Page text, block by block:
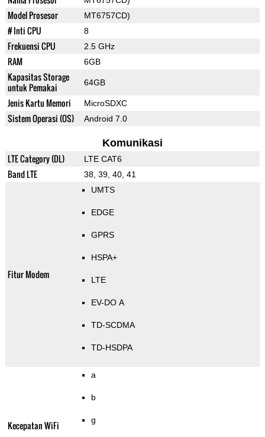
Model Prosesor MT6757CD)
# Inti CPU 8
Frekuensi CPU 2.5 GHz
RAM 6GB
Kapasitas Storage
untuk Pemakai
64GB
Jenis Kartu Memori MicroSDXC
Sistem Operasi (OS) Android 7.0
Komunikasi
LTE Category (DL) LTE CAT6
Band LTE 38, 39, 40, 41
Fitur Modem
UMTS
EDGE
GPRS
HSPA+
LTE
EV-DO A
TD-SCDMA
TD-HSDPA
Kecepatan WiFi
a
b
g